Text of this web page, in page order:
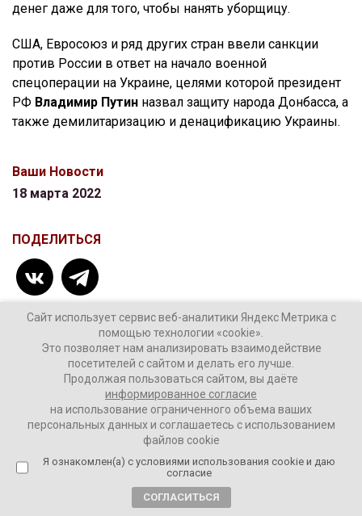
денег даже для того, чтобы нанять уборщицу.
США, Евросоюз и ряд других стран ввели санкции
против России в ответ на начало военной
спецоперации на Украине, целями которой президент
РФ Владимир Путин назвал защиту народа Донбасса, а
также демилитаризацию и денацификацию Украины.
Ваши Новости
18 марта 2022
ПОДЕЛИТЬСЯ
ТЕГИ:
военная операция на Украине
заморозка российских активов
Нидерланды
Санкции
1 комментарий
Сайт использует сервис веб-аналитики Яндекс Метрика с
помощью технологии «cookie».
Это позволяет нам анализировать взаимодействие
посетителей с сайтом и делать его лучше.
Продолжая пользоваться сайтом, вы даёте
информированное согласие
на использование ограниченного объема ваших
персональных данных и соглашаетесь с использованием
файлов cookie
Я ознакомлен(а) с условиями использования cookie и даю
согласие
СОГЛАСИТЬСЯ